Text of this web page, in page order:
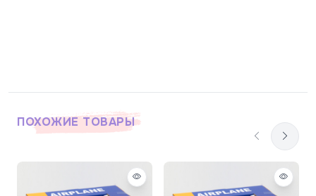
ПОХОЖИЕ ТОВАРЫ